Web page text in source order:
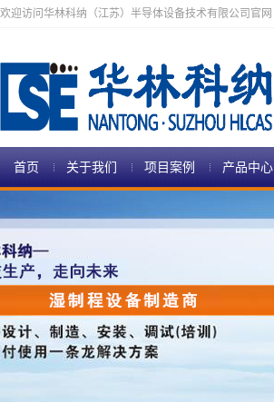
欢迎访问华林科纳（江苏）半导体设备技术有限公司官网
首页 关于我们 项目案例 产品中心